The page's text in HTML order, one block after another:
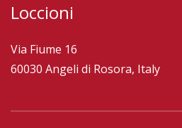
Loccioni
Via Fiume 16
60030 Angeli di Rosora, Italy